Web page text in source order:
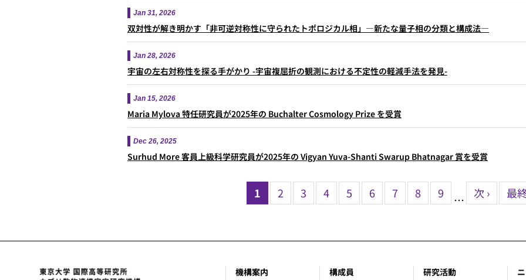
Jan 31, 2026
双対性が解き明かす「非可逆対称性に守られたトポロジカル相」―新たな量子相の分類と構成法―
Jan 28, 2026
宇宙の左右対称性を探る手がかり -宇宙複屈折の観測における不定性の軽減手法を発見-
Jan 15, 2026
Maria Mylova 特任研究員が2025年の Buchalter Cosmology Prize を受賞
Dec 26, 2025
Surhud More 客員上級科学研究員が2025年の Vigyan Yuva-Shanti Swarup Bhatnagar 賞を受賞
カ
レ
ー
1
ペ
ー
2
ペ
ー
3
ペ
ー
4
ペ
ー
5
ペ
ー
6
ペ
ー
7
ペ
ー
8
ペ
ー
9 …
次
ペ
次 ›
最
終
最
機構案内 構成員 研究活動